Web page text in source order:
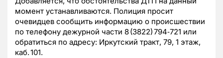
момент устанавливаются. Полиция просит
очевидцев сообщить информацию о происшествии
по телефону дежурной части 8 (3822) 794‑721 или
обратиться по адресу: Иркутский тракт, 79, 1 этаж,
каб. 101.